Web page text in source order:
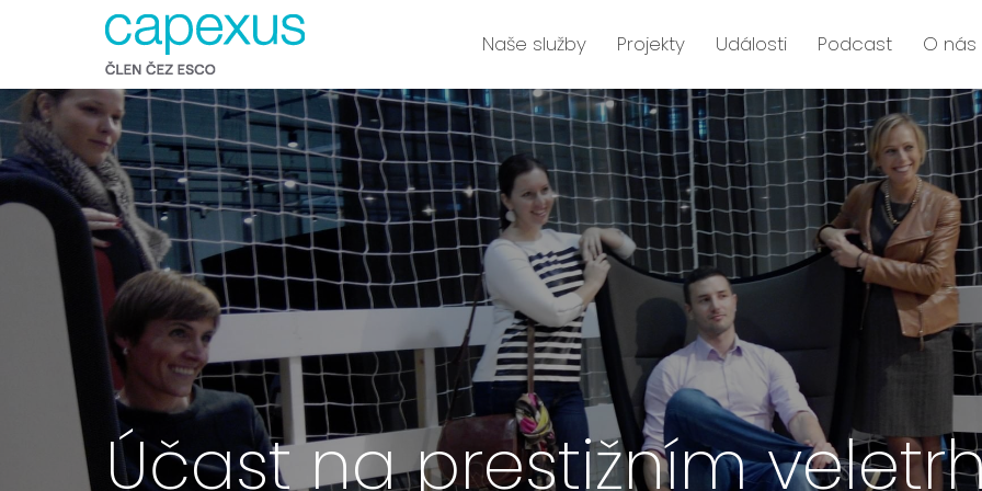
Naše služby Projekty Události Podcast O nás
Účast na prestižním